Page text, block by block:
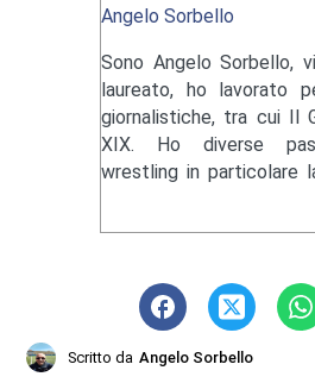
Angelo Sorbello
Sono Angelo Sorbello,
laureato, ho lavorato
giornalistiche, tra cui Il
XIX. Ho diverse
wrestling in particolare
Scritto da Angelo Sorbello